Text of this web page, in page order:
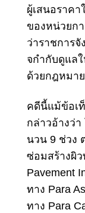
ผู้เสนอราค
ของหน่วยก
ว่าราชการ
จกํากับดูแล
ด้วยกฎหมาย
คดีนี้แม้ข้อเ
กล่าวอ้างว่า
นวน 9 ช่วง
ซ่อมสร้างผิว
Pavement
ทาง Para
ทาง Para